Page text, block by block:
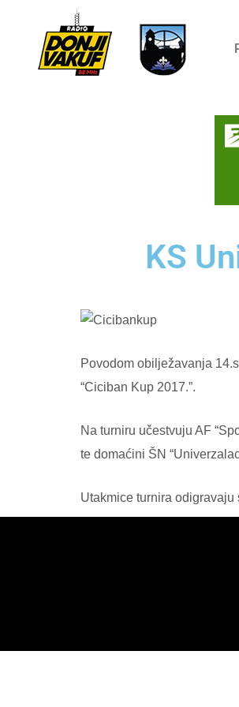
KS
Povodom obilježavanja
“Ciciban Kup 2017.”.
Na turniru učestvuju AF
te domaćini ŠN
Utakmice turnira